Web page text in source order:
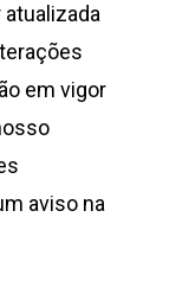
em vigor
aviso na